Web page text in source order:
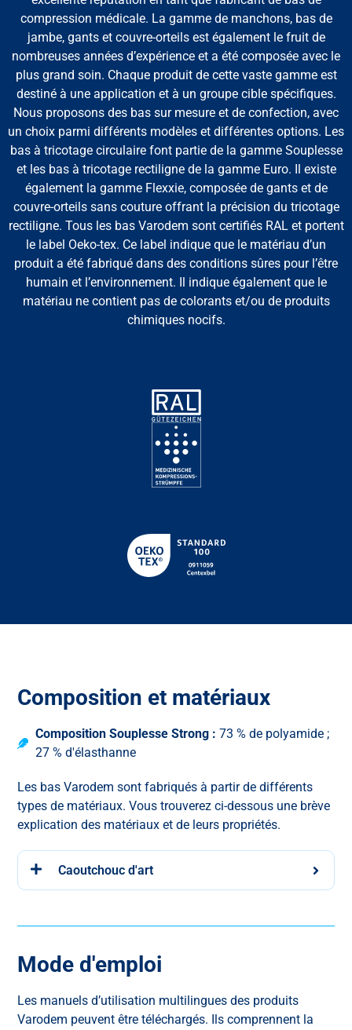
compression médicale. La gamme de manchons, bas de
jambe, gants et couvre-orteils est également le fruit de
nombreuses années d’expérience et a été composée avec le
plus grand soin. Chaque produit de cette vaste gamme est
destiné à une application et à un groupe cible spécifiques.
Nous proposons des bas sur mesure et de confection, avec
un choix parmi différents modèles et différentes options. Les
bas à tricotage circulaire font partie de la gamme Souplesse
et les bas à tricotage rectiligne de la gamme Euro. Il existe
également la gamme Flexxie, composée de gants et de
couvre-orteils sans couture offrant la précision du tricotage
rectiligne. Tous les bas Varodem sont certifiés RAL et portent
le label Oeko-tex. Ce label indique que le matériau d’un
produit a été fabriqué dans des conditions sûres pour l’être
humain et l’environnement. Il indique également que le
matériau ne contient pas de colorants et/ou de produits
chimiques nocifs.
Composition et matériaux
Composition Souplesse Strong : 73 % de polyamide ;
27 % d'élasthanne
Les bas Varodem sont fabriqués à partir de différents
types de matériaux. Vous trouverez ci-dessous une brève
explication des matériaux et de leurs propriétés.
Caoutchouc d'art
Mode d'emploi
Les manuels d’utilisation multilingues des produits
Varodem peuvent être téléchargés. Ils comprennent la